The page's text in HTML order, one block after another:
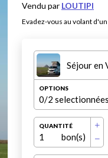
Vendu par LOUTIPI
Evadez-vous au volant d'un
Séjour en
OPTIONS
0/2 selectionnées
QUANTITÉ
1 bon(s)